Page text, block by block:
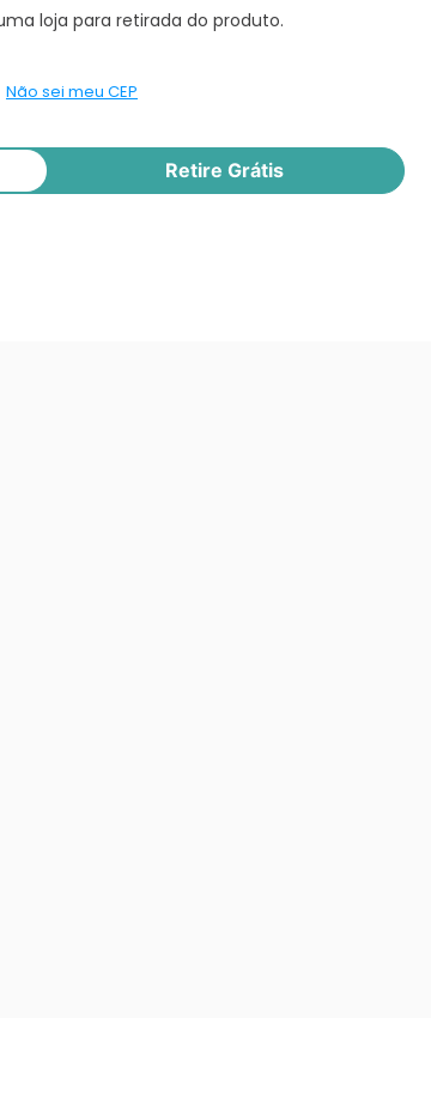
loja para retirada do produto.
Não sei meu CEP
Retire Grátis